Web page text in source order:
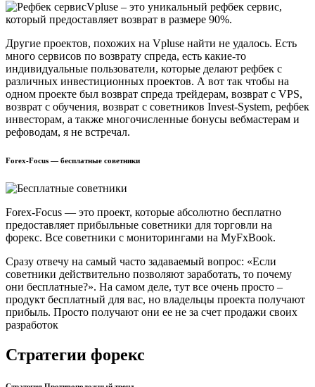
Vpluse – это уникальный рефбек сервис,
который предоставляет возврат в размере 90%.
Другие проектов, похожих на Vpluse найти не удалось. Есть
много сервисов по возврату спреда, есть какие-то
индивидуальные пользователи, которые делают рефбек с
различных инвестиционных проектов. А вот так чтобы на
одном проекте был возврат спреда трейдерам, возврат с VPS,
возврат с обучения, возврат с советников Invest-System, рефбек
инвесторам, а также многочисленные бонусы вебмастерам и
рефоводам, я не встречал.
Forex-Focus — бесплатные советники
Forex-Focus — это проект, которые абсолютно бесплатно
предоставляет прибыльные советники для торговли на
форекс. Все советники с мониторингами на MyFxBook.
Сразу отвечу на самый часто задаваемый вопрос: «Если
советники действительно позволяют заработать, то почему
они бесплатные?». На самом деле, тут все очень просто –
продукт бесплатный для вас, но владельцы проекта получают
прибыль. Просто получают они ее не за счет продажи своих
разработок
Стратегии форекс